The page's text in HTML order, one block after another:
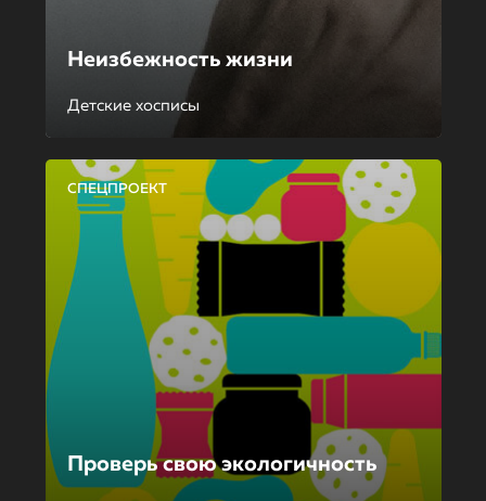
Неизбежность жизни
Детские хосписы
СПЕЦПРОЕКТ
Проверь свою экологичность